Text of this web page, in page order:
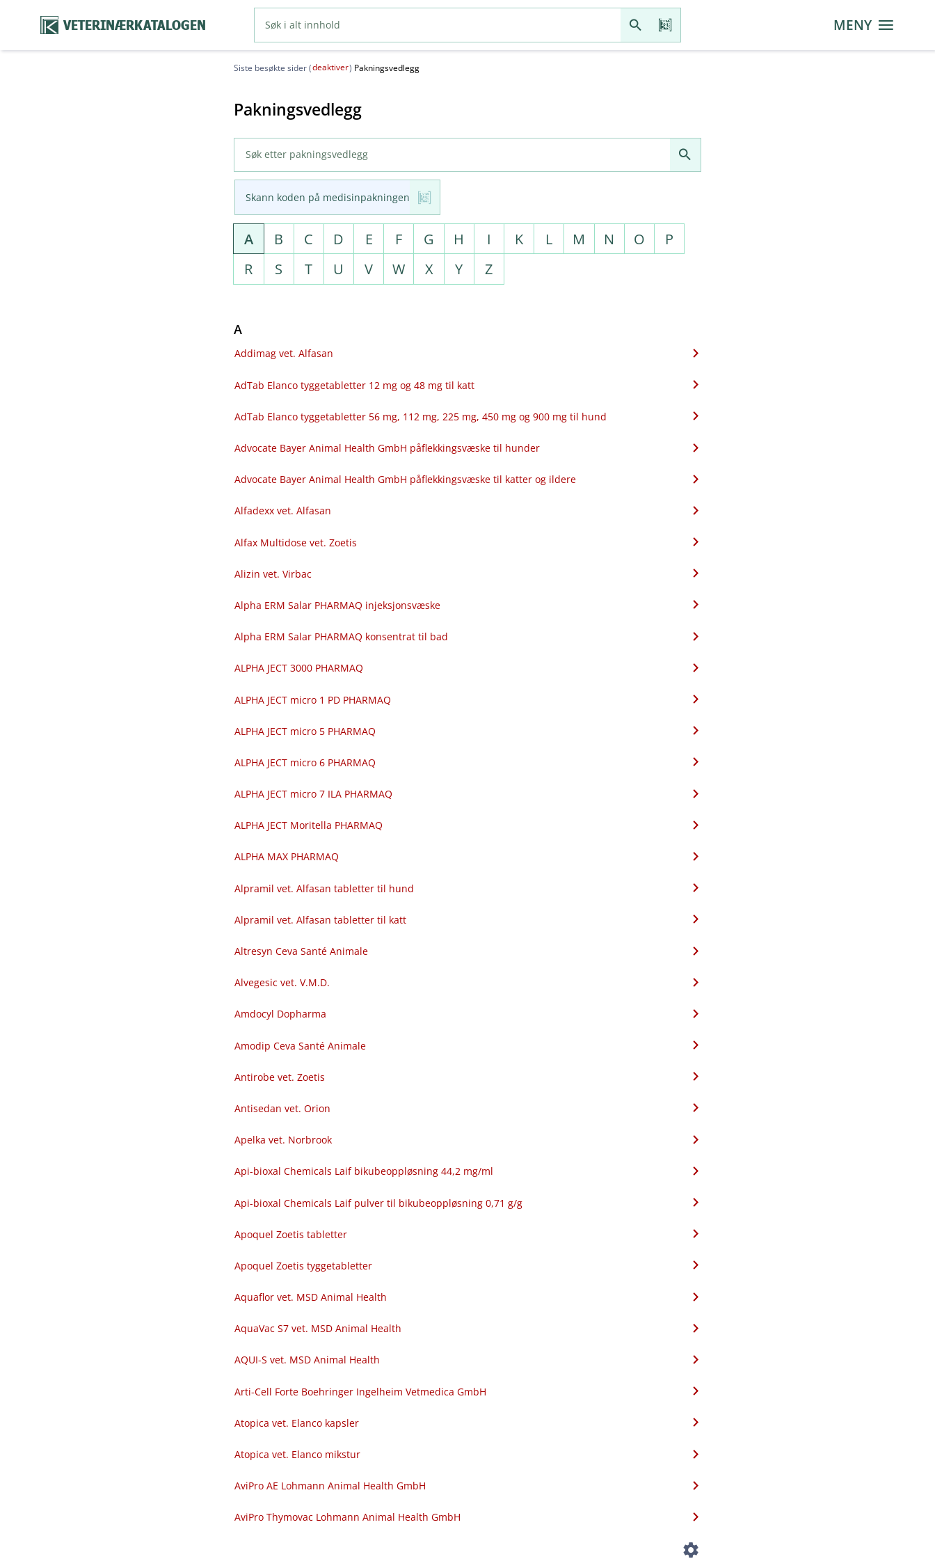
VETERINÆRKATALOGEN MENY
Siste besøkte sider (deaktiver) Pakningsvedlegg
Pakningsvedlegg
Skann koden på medisinpakningen
A B C D E F G H I K L M N O
P
R
S T U V W X Y Z
A
Addimag vet. Alfasan
AdTab Elanco tyggetabletter 12 mg og 48 mg til katt
AdTab Elanco tyggetabletter 56 mg, 112 mg, 225 mg, 450 mg og 900 mg til hund
Advocate Bayer Animal Health GmbH påflekkingsvæske til hunder
Advocate Bayer Animal Health GmbH påflekkingsvæske til katter og ildere
Alfadexx vet. Alfasan
Alfax Multidose vet. Zoetis
Alizin vet. Virbac
Alpha ERM Salar PHARMAQ injeksjonsvæske
Alpha ERM Salar PHARMAQ konsentrat til bad
ALPHA JECT 3000 PHARMAQ
ALPHA JECT micro 1 PD PHARMAQ
ALPHA JECT micro 5 PHARMAQ
ALPHA JECT micro 6 PHARMAQ
ALPHA JECT micro 7 ILA PHARMAQ
ALPHA JECT Moritella PHARMAQ
ALPHA MAX PHARMAQ
Alpramil vet. Alfasan tabletter til hund
Alpramil vet. Alfasan tabletter til katt
Altresyn Ceva Santé Animale
Alvegesic vet. V.M.D.
Amdocyl Dopharma
Amodip Ceva Santé Animale
Antirobe vet. Zoetis
Antisedan vet. Orion
Apelka vet. Norbrook
Api-bioxal Chemicals Laif bikubeoppløsning 44,2 mg/ml
Api-bioxal Chemicals Laif pulver til bikubeoppløsning 0,71 g/g
Apoquel Zoetis tabletter
Apoquel Zoetis tyggetabletter
Aquaflor vet. MSD Animal Health
AquaVac S7 vet. MSD Animal Health
AQUI-S vet. MSD Animal Health
Arti-Cell Forte Boehringer Ingelheim Vetmedica GmbH
Atopica vet. Elanco kapsler
Atopica vet. Elanco mikstur
AviPro AE Lohmann Animal Health GmbH
AviPro Thymovac Lohmann Animal Health GmbH